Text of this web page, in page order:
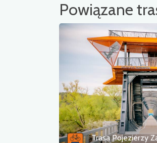
Powiązane
Trasa Pojezierzy